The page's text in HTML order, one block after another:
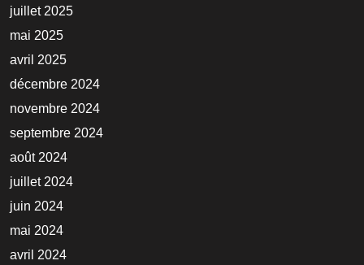
juillet 2025
mai 2025
avril 2025
décembre 2024
novembre 2024
septembre 2024
août 2024
juillet 2024
juin 2024
mai 2024
avril 2024